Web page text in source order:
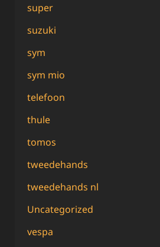
super
suzuki
sym
sym mio
telefoon
thule
tomos
tweedehands
tweedehands nl
Uncategorized
vespa